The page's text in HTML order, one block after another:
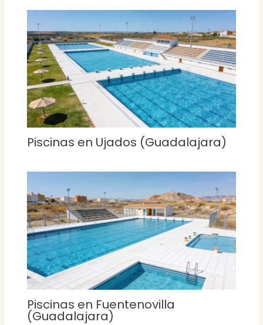
Piscinas en Ujados (Guadalajara)
Piscinas en Fuentenovilla
(Guadalajara)